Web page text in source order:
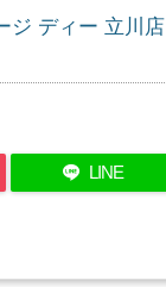
ジ ディー 立川店
LINE